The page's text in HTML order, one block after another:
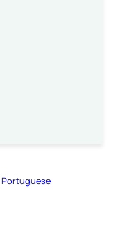
Portuguese